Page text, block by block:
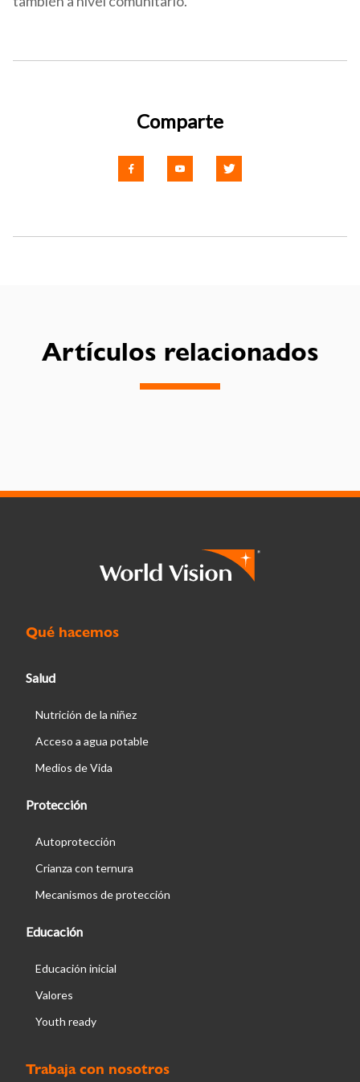
Comparte
Artículos relacionados
Qué hacemos
Salud
Nutrición de la niñez
Acceso a agua potable
Medios de Vida
Protección
Autoprotección
Crianza con ternura
Mecanismos de protección
Educación
Educación inicial
Valores
Youth ready
Trabaja con nosotros